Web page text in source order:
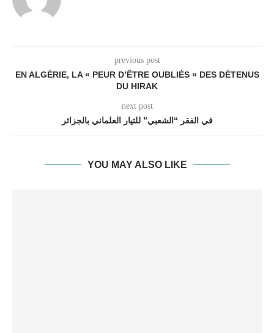
previous post
EN ALGÉRIE, LA « PEUR D’ÊTRE OUBLIÉS » DES DÉTENUS
DU HIRAK
next post
في الفقر “الشعبي” للتيار العلماني بالجزائر
YOU MAY ALSO LIKE